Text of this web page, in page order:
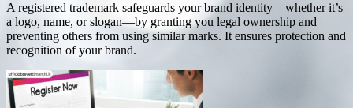
A registered trademark safeguards your brand identity—whether it’s
a logo, name, or slogan—by granting you legal ownership and
preventing others from using similar marks. It ensures protection and
recognition of your brand.